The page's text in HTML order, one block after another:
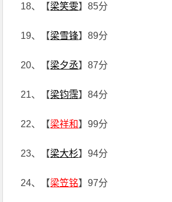
18、【梁笑雯】85分
19、【梁雪锋】89分
20、【梁夕丞】87分
21、【梁钧霈】84分
22、【梁祥和】99分
23、【梁大杉】94分
24、【梁笠铭】97分